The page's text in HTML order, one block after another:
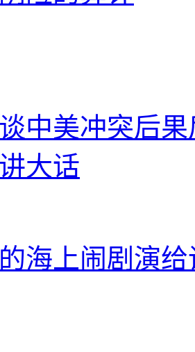
中美冲突后
大话
海上闹剧演